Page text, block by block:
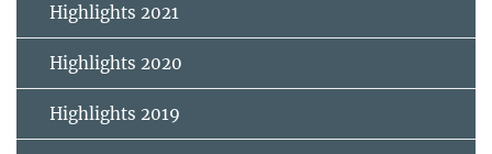
Highlights 2021
Highlights 2020
Highlights 2019